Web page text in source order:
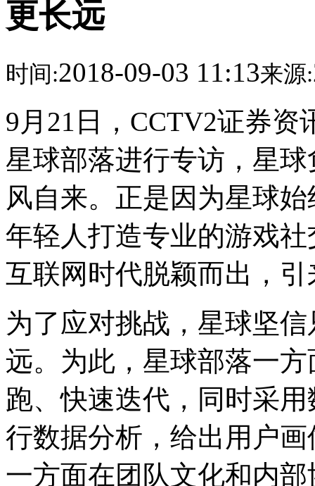
更长远
时间:2018-09-03 11:13来源:
9月21日，CCTV2证券
星球部落进行专访，星
风自来。正是因为星球
年轻人打造专业的游戏
互联网时代脱颖而出，
为了应对挑战，星球坚
远。为此，星球部落一
跑、快速迭代，同时采
行数据分析，给出用户
一方面在团队文化和内